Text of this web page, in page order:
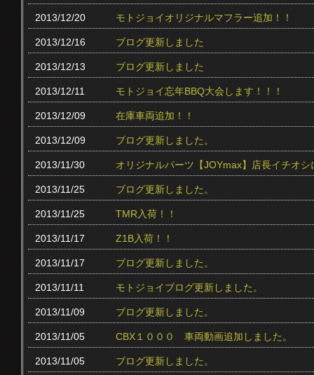
2013/12/20 モトジョイオリジナルマフラー追加！！
2013/12/16 ブログ更新しました
2013/12/13 ブログ更新しました
2013/12/11 モトジョイ忘年BBQ大会します！！！
2013/12/09 在庫車両追加！！
2013/12/09 ブログ更新しました。
2013/11/30 オリジナルパーツ【JOYmax】店長イチオ
2013/11/25 ブログ更新しました。
2013/11/25 TMR入荷！！
2013/11/17 Z1B入荷！！
2013/11/17 ブログ更新しました。
2013/11/11 モトジョイブログ更新しました。
2013/11/09 ブログ更新しました。
2013/11/05 CBX１０００ 車両動画追加しました。
2013/11/05 ブログ更新しました。